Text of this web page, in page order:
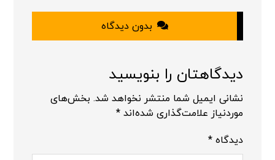
بدون دیدگاه
دیدگاهتان را بنویسید
نشانی ایمیل شما منتشر نخواهد شد. بخش‌های
موردنیاز علامت‌گذاری شده‌اند*
دیدگاه*